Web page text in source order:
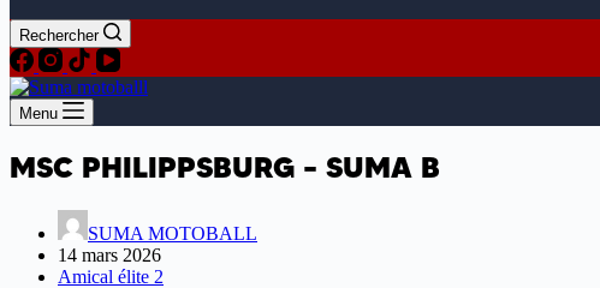
Rechercher
Menu
MSC PHILIPPSBURG – SUMA B
SUMA MOTOBALL
14 mars 2026
Amical élite 2